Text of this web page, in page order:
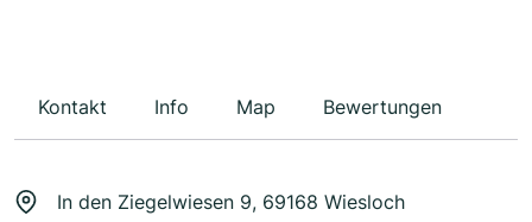
Kontakt Info Map Bewertungen
In den Ziegelwiesen 9, 69168 Wiesloch